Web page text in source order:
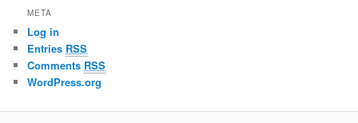
META
Log in
Entries RSS
Comments RSS
WordPress.org